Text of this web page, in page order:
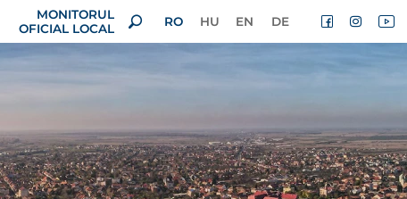
MONITORUL
OFICIAL LOCAL
RO HU EN DE